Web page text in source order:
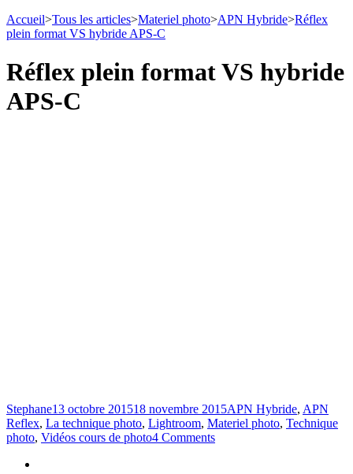
Accueil>Tous les articles>Materiel photo>APN Hybride>Réflex
plein format VS hybride APS-C
Réflex plein format VS hybride
APS-C
Stephane13 octobre 201518 novembre 2015APN Hybride, APN
Reflex, La technique photo, Lightroom, Materiel photo, Technique
photo, Vidéos cours de photo4 Comments